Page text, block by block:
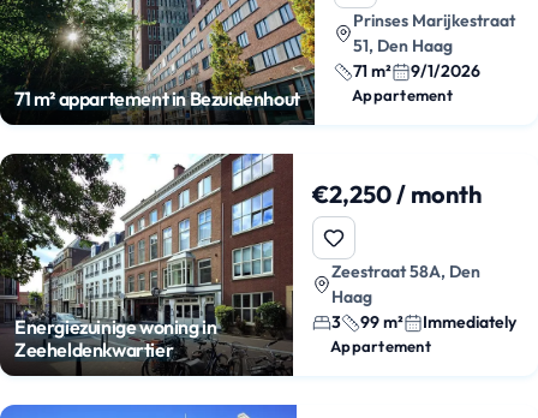
71 m² appartement in Bezuidenhout
Prinses Marijkestraat
51, Den Haag
71 m²
9/1/2026
Appartement
Energiezuinige woning in
Zeeheldenkwartier
€2,250 / month
Zeestraat 58A, Den
Haag
3
99 m² Immediately
Appartement